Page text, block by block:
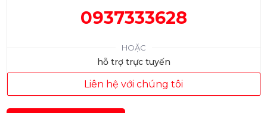
0937333628
HOẶC
hỗ trợ trực tuyến
Liên hệ với chúng tôi